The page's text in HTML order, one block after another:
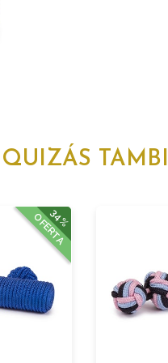
QUIZÁS
34%
OFERTA